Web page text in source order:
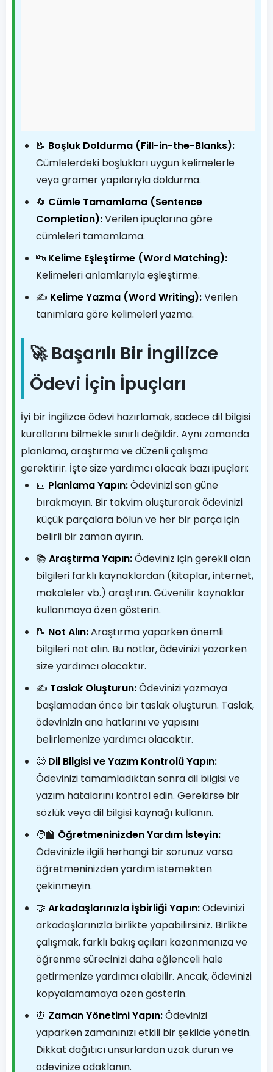
📝 Boşluk Doldurma (Fill-in-the-Blanks):
Cümlelerdeki boşlukları uygun kelimelerle
veya gramer yapılarıyla doldurma.
🔄 Cümle Tamamlama (Sentence
Completion):Verilen ipuçlarına göre
cümleleri tamamlama.
🔤 Kelime Eşleştirme (Word Matching):
Kelimeleri anlamlarıyla eşleştirme.
✍️ Kelime Yazma (Word Writing):Verilen
tanımlara göre kelimeleri yazma.
🚀 Başarılı Bir İngilizce
Ödevi İçin İpuçları
İyi bir İngilizce ödevi hazırlamak, sadece dil bilgisi
kurallarını bilmekle sınırlı değildir. Aynı zamanda
planlama, araştırma ve düzenli çalışma
gerektirir. İşte size yardımcı olacak bazı ipuçları:
📅 Planlama Yapın:Ödevinizi son güne
bırakmayın. Bir takvim oluşturarak ödevinizi
küçük parçalara bölün ve her bir parça için
belirli bir zaman ayırın.
📚Araştırma Yapın:Ödeviniz için gerekli olan
bilgileri farklı kaynaklardan (kitaplar, internet,
makaleler vb.) araştırın. Güvenilir kaynaklar
kullanmaya özen gösterin.
📝 Not Alın:Araştırma yaparken önemli
bilgileri not alın. Bu notlar, ödevinizi yazarken
size yardımcı olacaktır.
✍️ Taslak Oluşturun:Ödevinizi yazmaya
başlamadan önce bir taslak oluşturun. Taslak,
ödevinizin ana hatlarını ve yapısını
belirlemenize yardımcı olacaktır.
🧐 Dil Bilgisi ve Yazım Kontrolü Yapın:
Ödevinizi tamamladıktan sonra dil bilgisi ve
yazım hatalarını kontrol edin. Gerekirse bir
sözlük veya dil bilgisi kaynağı kullanın.
🧑‍🏫 Öğretmeninizden Yardım İsteyin:
Ödevinizle ilgili herhangi bir sorunuz varsa
öğretmeninizden yardım istemekten
çekinmeyin.
🤝 Arkadaşlarınızla İşbirliği Yapın:Ödevinizi
arkadaşlarınızla birlikte yapabilirsiniz. Birlikte
çalışmak, farklı bakış açıları kazanmanıza ve
öğrenme sürecinizi daha eğlenceli hale
getirmenize yardımcı olabilir. Ancak, ödevinizi
kopyalamamaya özen gösterin.
⏰ Zaman Yönetimi Yapın:Ödevinizi
yaparken zamanınızı etkili bir şekilde yönetin.
Dikkat dağıtıcı unsurlardan uzak durun ve
ödevinize odaklanın.